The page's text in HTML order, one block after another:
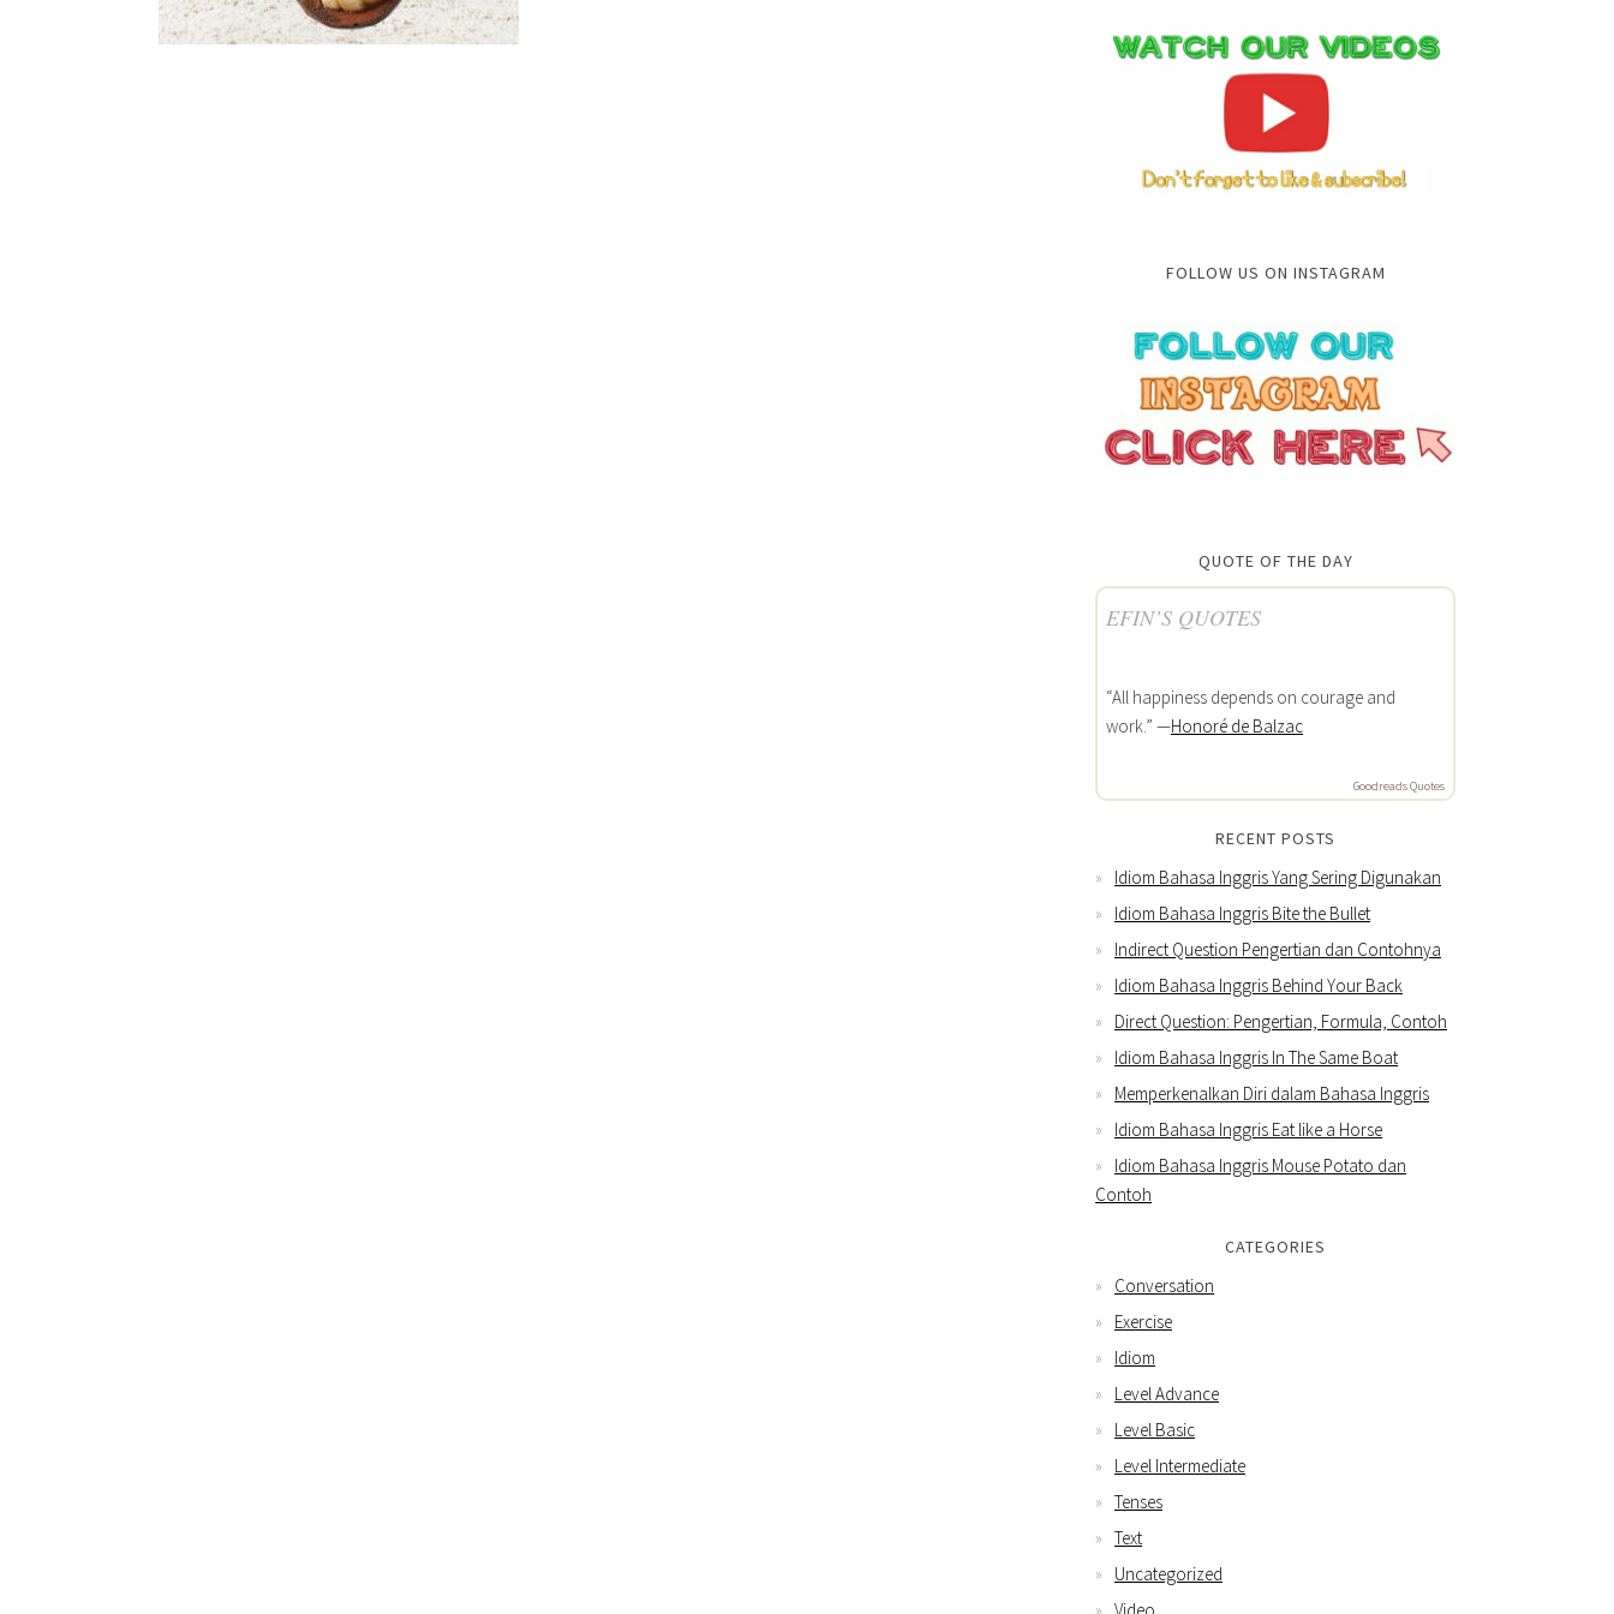
FOLLOW US ON INSTAGRAM
QUOTE OF THE DAY
EFIN’S QUOTES
“All happiness depends on courage and
work.” —Honoré de Balzac
Goodreads Quotes
RECENT POSTS
Idiom Bahasa Inggris Yang Sering Digunakan
Idiom Bahasa Inggris Bite the Bullet
Indirect Question Pengertian dan Contohnya
Idiom Bahasa Inggris Behind Your Back
Direct Question: Pengertian, Formula, Contoh
Idiom Bahasa Inggris In The Same Boat
Memperkenalkan Diri dalam Bahasa Inggris
Idiom Bahasa Inggris Eat like a Horse
Idiom Bahasa Inggris Mouse Potato dan
Contoh
CATEGORIES
Conversation
Exercise
Idiom
Level Advance
Level Basic
Level Intermediate
Tenses
Text
Uncategorized
Video